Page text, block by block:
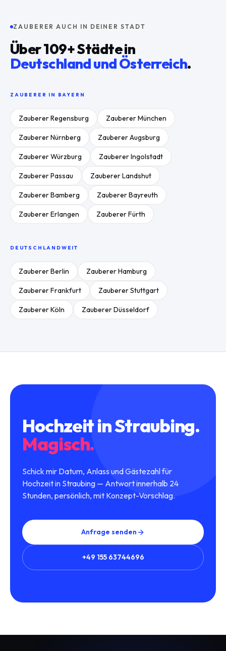
ZAUBERER AUCH IN DEINER STADT
Über109+ Städte in
Deutschland und Österreich.
ZAUBERER IN BAYERN
ZaubererRegensburg ZaubererMünchen
ZaubererNürnberg ZaubererAugsburg
ZaubererWürzburg ZaubererIngolstadt
ZaubererPassau ZaubererLandshut
ZaubererBamberg ZaubererBayreuth
ZaubererErlangen ZaubererFürth
DEUTSCHLANDWEIT
ZaubererBerlin ZaubererHamburg
ZaubererFrankfurt ZaubererStuttgart
ZaubererKöln ZaubererDüsseldorf
HochzeitinStraubing.
Magisch.
Schick mir Datum, Anlass und Gästezahl für
Hochzeit in Straubing — Antwort innerhalb 24
Stunden, persönlich, mit Konzept-Vorschlag.
Anfrage senden
+49 155 63744696